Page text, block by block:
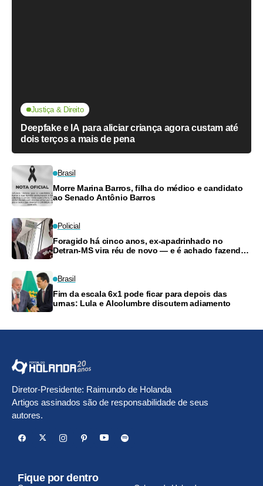
Justiça & Direito
Deepfake e IA para aliciar criança agora custam até
dois terços a mais de pena
Brasil
Morre Marina Barros, filha do médico e candidato
ao Senado Antônio Barros
Policial
Foragido há cinco anos, ex-apadrinhado no
Detran-MS vira réu de novo — e é achado fazendo
Brasil
Fim da escala 6x1 pode ficar para depois das
urnas: Lula e Alcolumbre discutem adiamento
Diretor-Presidente: Raimundo de Holanda
Artigos assinados são de responsabilidade de seus
autores.
Fique por dentro